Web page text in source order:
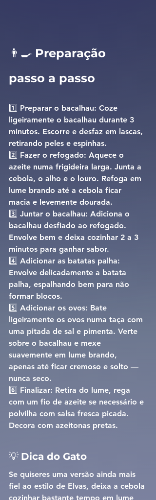
👨‍🍳 Preparação
passo a passo
1️⃣ Preparar o bacalhau: Coze
ligeiramente o bacalhau durante 3
minutos. Escorre e desfaz em lascas,
retirando peles e espinhas.
2️⃣ Fazer o refogado: Aquece o
azeite numa frigideira larga. Junta a
cebola, o alho e o louro. Refoga em
lume brando até a cebola ficar
macia e levemente dourada.
3️⃣ Juntar o bacalhau: Adiciona o
bacalhau desfiado ao refogado.
Envolve bem e deixa cozinhar 2 a 3
minutos para ganhar sabor.
4️⃣ Adicionar as batatas palha:
Envolve delicadamente a batata
palha, espalhando bem para não
formar blocos.
5️⃣ Adicionar os ovos: Bate
ligeiramente os ovos numa taça com
uma pitada de sal e pimenta. Verte
sobre o bacalhau e mexe
suavemente em lume brando,
apenas até ficar cremoso e solto —
nunca seco.
6️⃣ Finalizar: Retira do lume, rega
com um fio de azeite se necessário e
polvilha com salsa fresca picada.
Decora com azeitonas pretas.
💡 Dica do Gato
Se quiseres uma versão ainda mais
fiel ao estilo de Elvas, deixa a cebola
cozinhar bastante tempo em lume